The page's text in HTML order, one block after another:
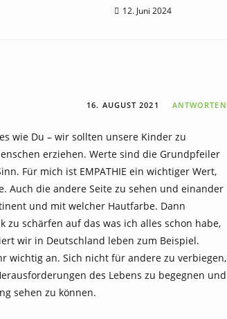
12. Juni 2024
16. AUGUST 2021 ANTWORTEN
wie Du – wir sollten unsere Kinder zu
erziehen. Werte sind die Grundpfeiler
Für mich ist EMPATHIE ein wichtiger Wert,
Auch die andere Seite zu sehen und einander
und mit welcher Hautfarbe. Dann
zu schärfen auf das was ich alles schon habe,
wir in Deutschland leben zum Beispiel.
wichtig an. Sich nicht für andere zu verbiegen,
des Lebens zu begegnen und
sehen zu können.